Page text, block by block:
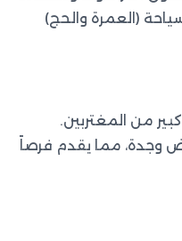
(العمرة والحج)
من المغتربين.
وجدة، مما يقدم فرصاً